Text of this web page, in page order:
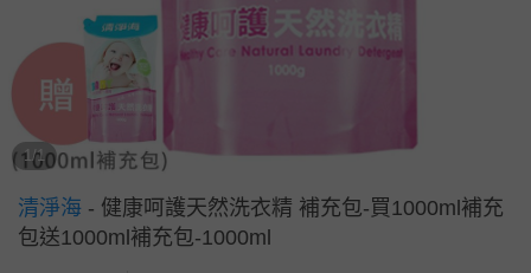
1/1
清淨海 - 健康呵護天然洗衣精 補充包-買1000ml補充
包送1000ml補充包-1000ml